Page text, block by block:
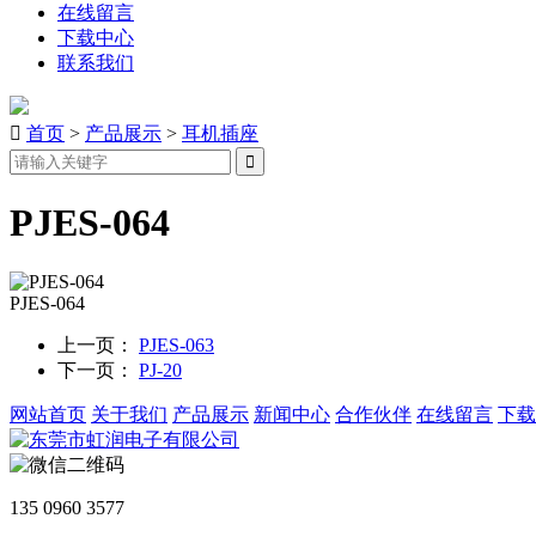
在线留言
下载中心
联系我们
 首页 > 产品展示 > 耳机插座
PJES-064
PJES-064
上一页： PJES-063
下一页： PJ-20
网站首页 关于我们 产品展示 新闻中心 合作伙伴 在线留言 下
135 0960 3577